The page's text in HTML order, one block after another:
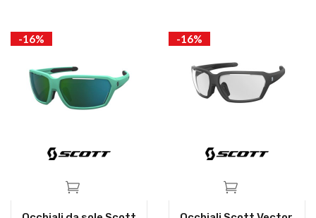
-16% -16%